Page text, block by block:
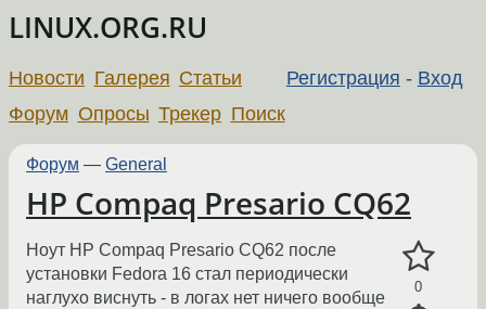
LINUX.ORG.RU
Регистрация - Вход
Новости Галерея Статьи
Форум Опросы Трекер Поиск
Форум — General
HP Compaq Presario CQ62
0
Ноут HP Compaq Presario CQ62 после
установки Fedora 16 стал периодически
наглухо виснуть - в логах нет ничего вообще